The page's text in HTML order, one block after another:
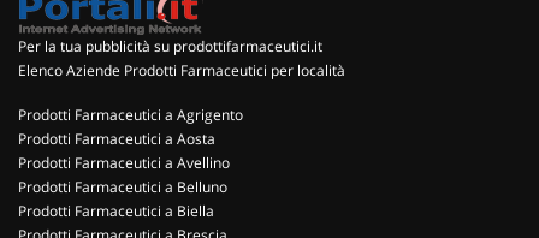
Per la tua pubblicità su prodottifarmaceutici.it
Elenco Aziende Prodotti Farmaceutici per località
Prodotti Farmaceutici a Agrigento
Prodotti Farmaceutici a Aosta
Prodotti Farmaceutici a Avellino
Prodotti Farmaceutici a Belluno
Prodotti Farmaceutici a Biella